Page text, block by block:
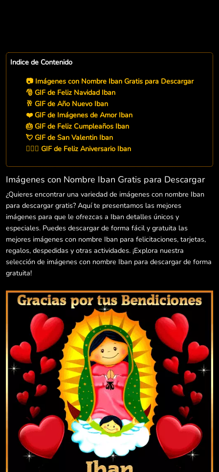
Indice de Contenido
📷 Imágenes con Nombre Iban Gratis para Descargar
🎅 GIF de Feliz Navidad Iban
🥂 GIF de Año Nuevo Iban
❤️ GIF de Imágenes de Amor Iban
🎂 GIF de Feliz Cumpleaños Iban
💘 GIF de San Valentin Iban
👨‍❤️‍👨 GIF de Feliz Aniversario Iban
Imágenes con Nombre Iban Gratis para Descargar
¿Quieres encontrar una variedad de imágenes con nombre Iban
para descargar gratis? Aquí te presentamos las mejores
imágenes para que le ofrezcas a Iban detalles únicos y
especiales. Puedes descargar de forma fácil y gratuita las
mejores imágenes con nombre Iban para felicitaciones, tarjetas,
regalos, despedidas y otras actividades. ¡Explora nuestra
selección de imágenes con nombre Iban para descargar de forma
gratuita!